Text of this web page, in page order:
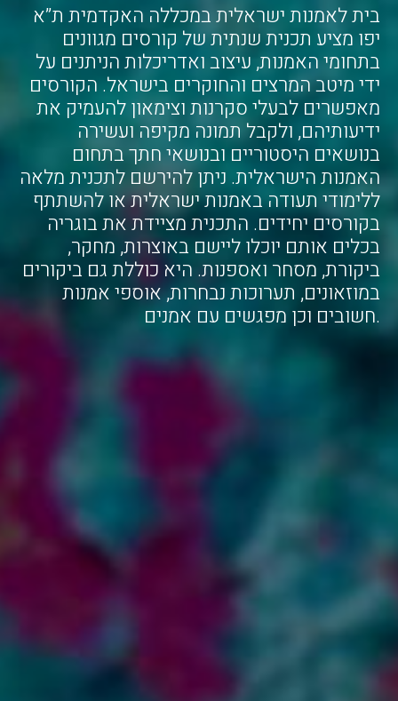
בית לאמנות ישראלית במכללה האקדמית ת”א
יפו מציע תכנית שנתית של קורסים מגוונים
בתחומי האמנות, עיצוב ואדריכלות הניתנים על
ידי מיטב המרצים והחוקרים בישראל. הקורסים
מאפשרים לבעלי סקרנות וצימאון להעמיק את
ידיעותיהם, ולקבל תמונה מקיפה ועשירה
בנושאים היסטוריים ובנושאי חתך בתחום
האמנות הישראלית. ניתן להירשם לתכנית מלאה
ללימודי תעודה באמנות ישראלית או להשתתף
בקורסים יחידים. התכנית מציידת את בוגריה
בכלים אותם יוכלו ליישם באוצרות, מחקר,
ביקורת, מסחר ואספנות. היא כוללת גם ביקורים
במוזאונים, תערוכות נבחרות, אוספי אמנות
חשובים וכן מפגשים עם אמנים.